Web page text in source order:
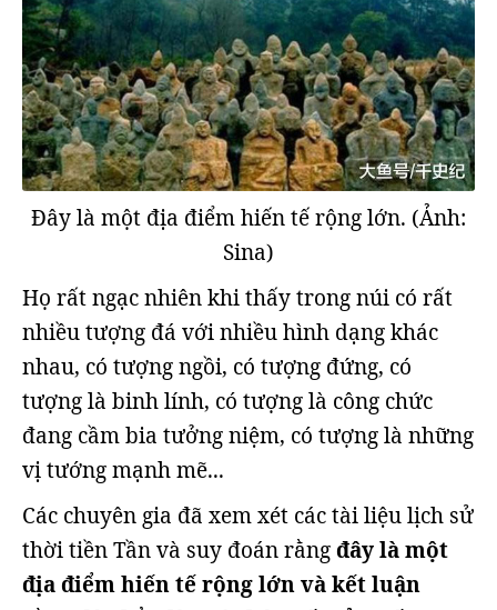
Đây là một địa điểm hiến tế rộng lớn. (Ảnh:
Sina)
Họ rất ngạc nhiên khi thấy trong núi có rất
nhiều tượng đá với nhiều hình dạng khác
nhau, có tượng ngồi, có tượng đứng, có
tượng là binh lính, có tượng là công chức
đang cầm bia tưởng niệm, có tượng là những
vị tướng mạnh mẽ...
Các chuyên gia đã xem xét các tài liệu lịch sử
thời tiền Tần và suy đoán rằngđây là một
địa điểm hiến tế rộng lớn và kết luận